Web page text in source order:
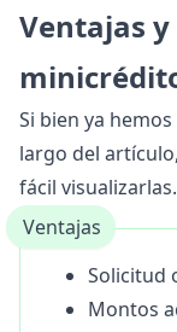
Ventajas
Si bien ya
largo del
fácil visualizarlas.
Ventajas
Solicitud
Montos